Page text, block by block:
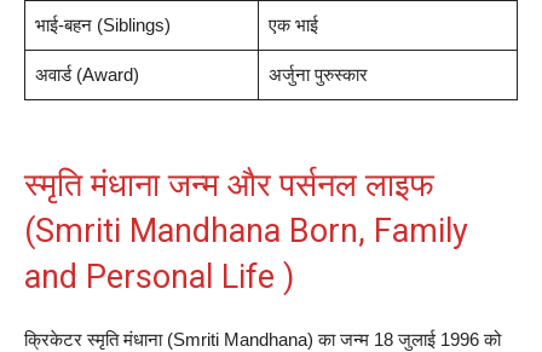
भाई-बहन (Siblings) एक भाई
अवार्ड (Award) अर्जुना पुरुस्कार
स्मृति मंधाना जन्म और पर्सनल लाइफ
(Smriti Mandhana Born, Family
and Personal Life )
क्रिकेटर स्मृति मंधाना (Smriti Mandhana) का जन्म 18 जुलाई 1996 को